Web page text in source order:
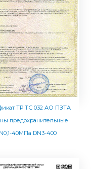
ТР ТС 032 АО ПЗТА
предохранительные
40МПа DN3-400